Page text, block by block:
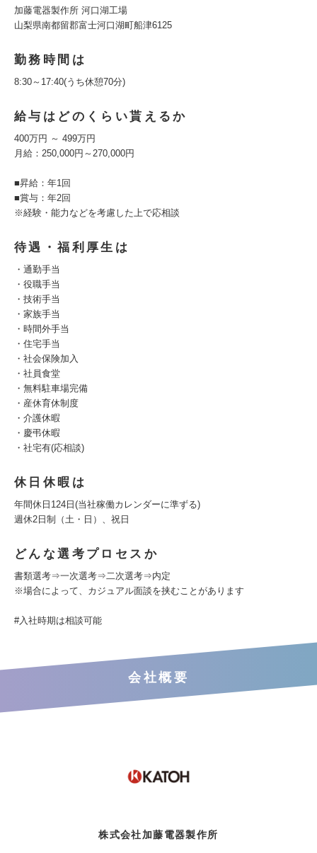
加藤電器製作所 河口湖工場
山梨県南都留郡富士河口湖町船津6125
勤務時間は
8:30～17:40(うち休憩70分)
給与はどのくらい貰えるか
400万円 ～ 499万円
月給：250,000円～270,000円
■昇給：年1回
■賞与：年2回
※経験・能力などを考慮した上で応相談
待遇・福利厚生は
・通勤手当
・役職手当
・技術手当
・家族手当
・時間外手当
・住宅手当
・社会保険加入
・社員食堂
・無料駐車場完備
・産休育休制度
・介護休暇
・慶弔休暇
・社宅有(応相談)
休日休暇は
年間休日124日(当社稼働カレンダーに準ずる)
週休2日制（土・日）、祝日
どんな選考プロセスか
書類選考⇒一次選考⇒二次選考⇒内定
※場合によって、カジュアル面談を挟むことがあります
#入社時期は相談可能
会社概要
株式会社加藤電器製作所